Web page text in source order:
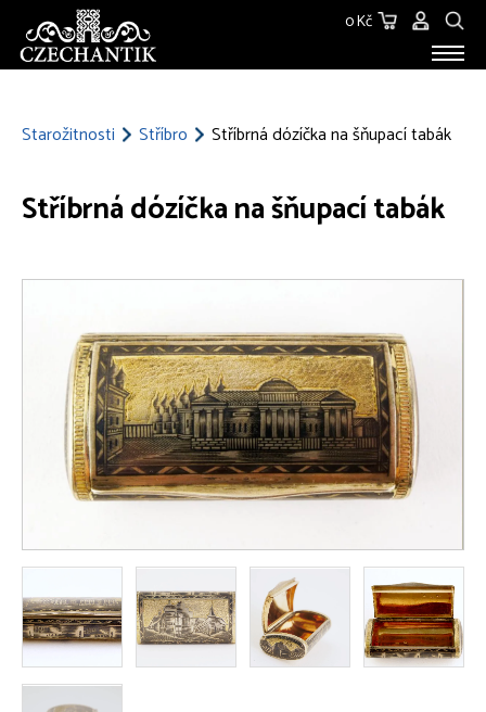
0 Kč
O NÁS
Starožitnosti Stříbro Stříbrná dózíčka na šňupací tabák
Stříbrná dózíčka na šňupací tabák